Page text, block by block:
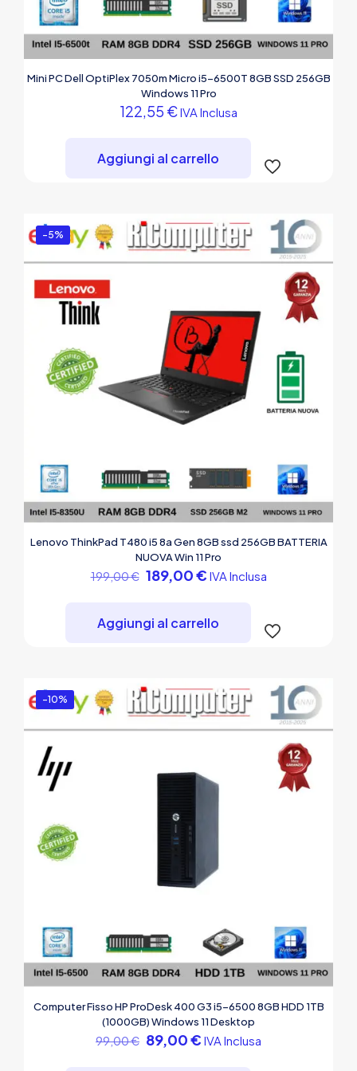
Mini PC Dell OptiPlex 7050m Micro i5-6500T 8GB SSD 256GB
Windows 11 Pro
122,55 €IVA Inclusa
Aggiungi al carrello
-5%
Lenovo ThinkPad T480 i5 8a Gen 8GB ssd 256GB BATTERIA
NUOVA Win 11 Pro
199,00€ Il
prezzo
era:
199,00 €.
189,00€Il
è:
189,00 €.
IVA Inclusa
Aggiungi al carrello
-10%
Computer Fisso HP ProDesk 400 G3 i5-6500 8GB HDD 1TB
(1000GB) Windows 11 Desktop
99,00€ Il
prezzo
89,00€Il
IVA Inclusa